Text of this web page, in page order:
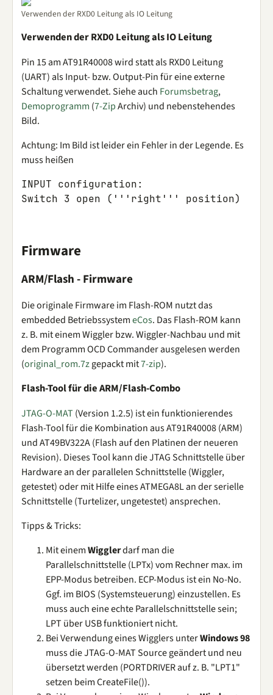
Verwenden der RXD0 Leitung als IO Leitung
Verwenden der RXD0 Leitung als IO Leitung
Pin 15 am AT91R40008 wird statt als RXD0 Leitung
(UART) als Input- bzw. Output-Pin für eine externe
Schaltung verwendet. Siehe auch Forumsbetrag,
Demoprogramm (7-ZipArchiv) und nebenstehendes
Bild.
Achtung: Im Bild ist leider ein Fehler in der Legende. Es
muss heißen
INPUT configuration:
Switch 3 open ('''right''' position)
Firmware
ARM/Flash - Firmware
Die originale Firmware im Flash-ROM nutzt das
embedded BetriebssystemeCos. Das Flash-ROM kann
z. B. mit einem Wiggler bzw. Wiggler-Nachbau und mit
dem Programm OCD Commander ausgelesen werden
(original_rom.7zgepackt mit7-zip).
Flash-Tool für die ARM/Flash-Combo
JTAG-O-MAT (Version 1.2.5) ist ein funktionierendes
Flash-Tool für die Kombination aus AT91R40008 (ARM)
und AT49BV322A (Flash auf den Platinen der neueren
Revision). Dieses Tool kann die JTAG Schnittstelle über
Hardware an der parallelen Schnittstelle (Wiggler,
getestet) oder mit Hilfe eines ATMEGA8L an der serielle
Schnittstelle (Turtelizer, ungetestet) ansprechen.
Tipps & Tricks:
Mit einemWigglerdarf man die
Parallelschnittstelle (LPTx) vom Rechner max. im
EPP-Modus betreiben. ECP-Modus ist ein No-No.
Ggf. im BIOS (Systemsteuerung) einzustellen. Es
muss auch eine echte Parallelschnittstelle sein;
LPT über USB funktioniert nicht.
Bei Verwendung eines Wigglers unterWindows 98
muss die JTAG-O-MAT Source geändert und neu
übersetzt werden (PORTDRIVER auf z. B. "LPT1"
setzen beim CreateFile()).